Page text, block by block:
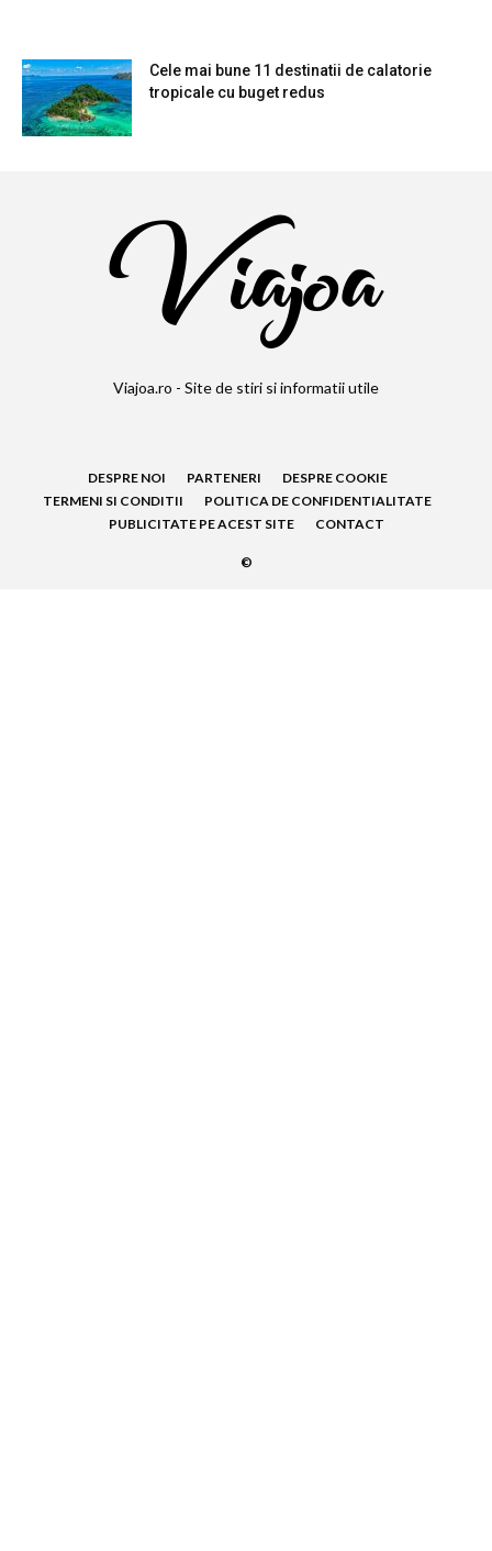
Cele mai bune 11 destinatii de calatorie
tropicale cu buget redus
Viajoa.ro - Site de stiri si informatii utile
DESPRE NOI PARTENERI
DESPRE COOKIE
TERMENI SI CONDITII
POLITICA DE CONFIDENTIALITATE
PUBLICITATE PE ACEST SITE
CONTACT
©